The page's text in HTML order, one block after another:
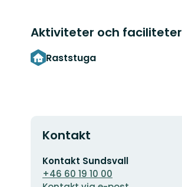
Aktiviteter och faciliteter
Raststuga
Kontakt
E-
postadress
Kontakt Sundsvall
+46 60 19 10 00